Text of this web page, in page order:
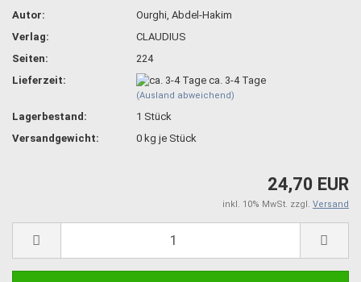
Autor:
Ourghi, Abdel-Hakim
Verlag:
CLAUDIUS
Seiten:
224
Lieferzeit:
ca. 3-4 Tage
(Ausland abweichend)
Lagerbestand: 1 Stück
Versandgewicht:
0 kg je Stück
24,70 EUR
inkl. 10% MwSt. zzgl. Versand